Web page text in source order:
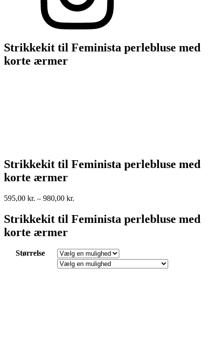
Strikkekit til Feminista perlebluse med
korte ærmer
Strikkekit til Feminista perlebluse med
korte ærmer
595,00 kr. – 980,00 kr.
Strikkekit til Feminista perlebluse med
korte ærmer
Størrelse